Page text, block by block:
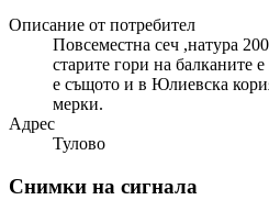
Описание от потребител
Повсеместна сеч ,натура
старите гори на балканите
е същото и в Юлиевска
мерки.
Адрес
Тулово
Снимки на сигнала